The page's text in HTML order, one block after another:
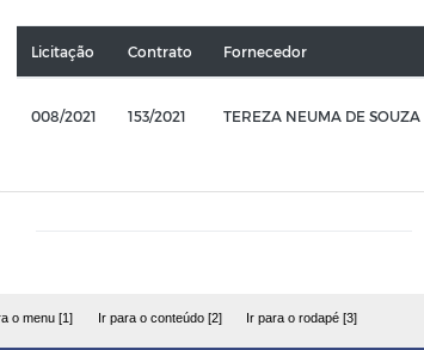
Licitação Contrato Fornecedor
008/2021 153/2021 TEREZA NEUMA DE SOUZA
o menu [1] Ir para o conteúdo [2] Ir para o rodapé [3]